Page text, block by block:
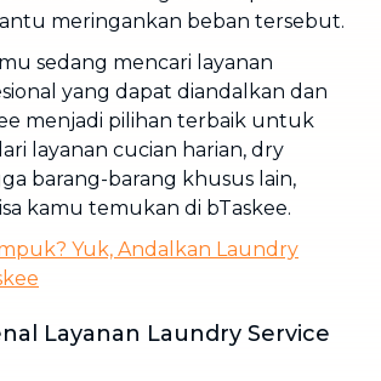
meringankan beban tersebut.
sedang mencari layanan
yang dapat diandalkan dan
menjadi pilihan terbaik untuk
layanan cucian harian, dry
barang-barang khusus lain,
kamu temukan di bTaskee.
Yuk, Andalkan Laundry
Layanan Laundry Service